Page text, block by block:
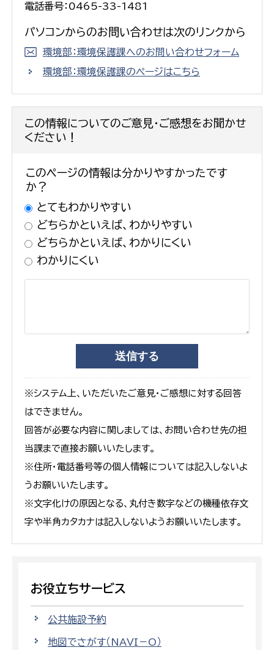
電話番号：0465-33-1481
パソコンからのお問い合わせは次のリンクから
環境部：環境保護課へのお問い合わせフォーム
環境部：環境保護課のページはこちら
この情報についてのご意見・ご感想をお聞かせ
ください！
このページの情報は分かりやすかったです
か？
とてもわかりやすい
どちらかといえば、わかりやすい
どちらかといえば、わかりにくい
わかりにくい
※システム上、いただいたご意見・ご感想に対する回答
はできません。
回答が必要な内容に関しましては、お問い合わせ先の担
当課まで直接お願いいたします。
※住所・電話番号等の個人情報については記入しないよ
うお願いいたします。
※文字化けの原因となる、丸付き数字などの機種依存文
字や半角カタカナは記入しないようお願いいたします。
お役立ちサービス
公共施設予約
地図でさがす（NAVI－O）